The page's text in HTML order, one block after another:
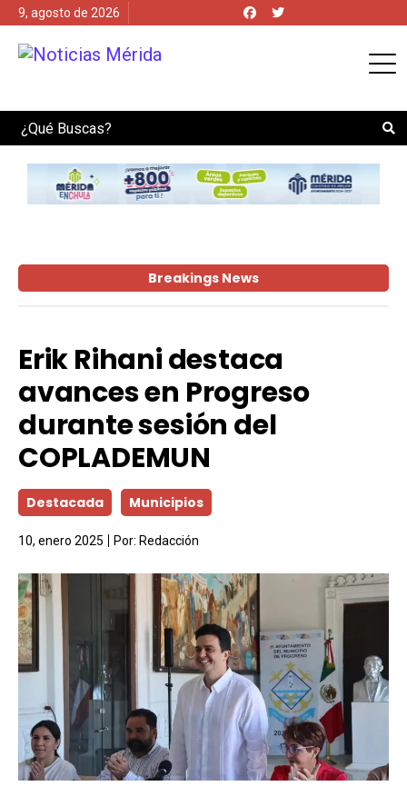
9, agosto de 2026
Search
Breakings News
Erik Rihani destaca
avances en Progreso
durante sesión del
COPLADEMUN
Destacada Municipios
10, enero 2025 Por: Redacción